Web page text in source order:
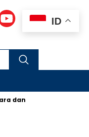
Rusia Rancang
ID